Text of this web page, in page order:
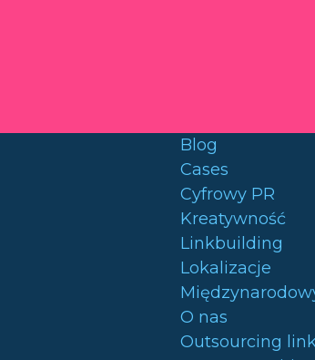
Blog
Cases
Cyfrowy PR
Kreatywność
Linkbuilding
Lokalizacje
O nas
Outsourcing